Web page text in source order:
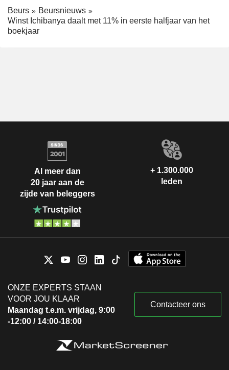
Beurs
Beursnieuws
Winst Ichibanya daalt met 11% in eerste halfjaar van het
boekjaar
Al meer dan
20 jaar aan de
zijde van beleggers
+ 1.300.000
leden
ONZE EXPERTS STAAN
VOOR JOU KLAAR
Maandag t.e.m. vrijdag, 9:00
-12:00 / 14:00-18:00
Contacteer ons